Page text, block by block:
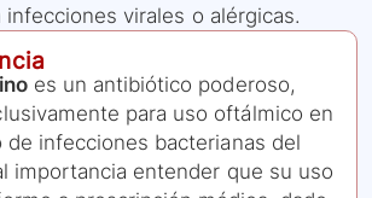
virales o alérgicas.
es un antibiótico poderoso,
para uso oftálmico en
de infecciones bacterianas del
importancia entender que su uso